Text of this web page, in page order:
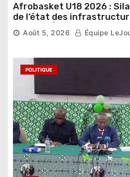
Afrobasket U18 2026 :
de l’état des
pour les Éléphants
Août 5, 2026 Équipe
POLITIQUE